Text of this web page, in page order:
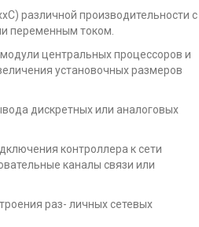
различной производительности с
переменным током.
центральных процессоров и
установочных размеров
дискретных или аналоговых
контроллера к сети
каналы связи или
раз- личных сетевых